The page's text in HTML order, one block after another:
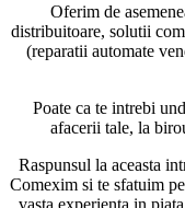
Oferim de
distribuitoare, solutii
(reparatii automate
Poate ca te intrebi
afacerii tale, la
Raspunsul la aceasta
Comexim si te sfatuim
vasta experienta in